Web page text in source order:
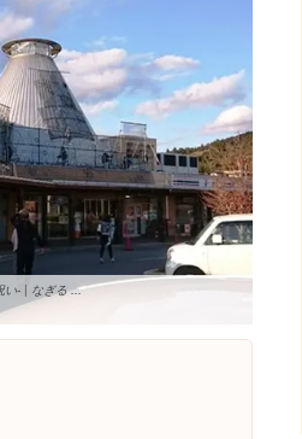
い- | なぎる ...